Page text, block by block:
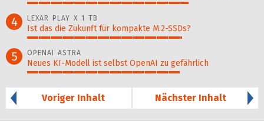
4 LEXAR PLAY X 1 TB
Ist das die Zukunft für kompakte M.2-SSDs?
5 OPENAI ASTRA
Neues KI-Modell ist selbst OpenAI zu gefährlich
Voriger Inhalt
Nächster Inhalt